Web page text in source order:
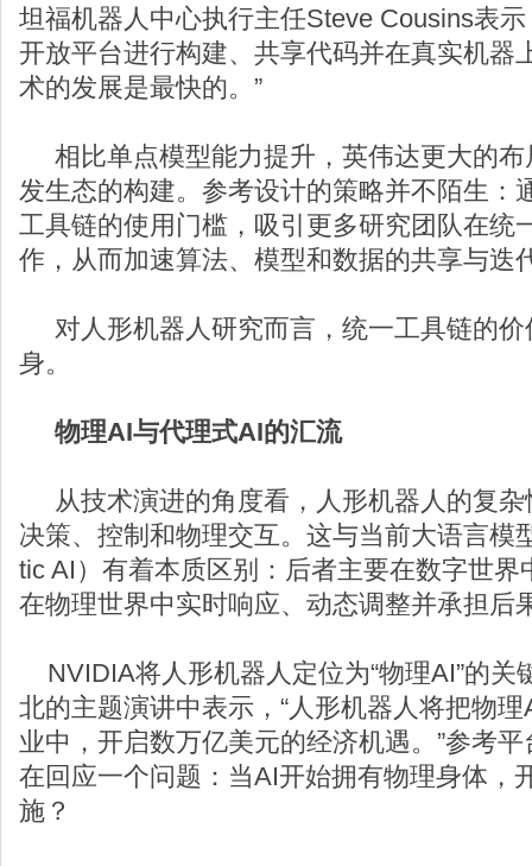
坦福机器人中心执行主任Steve Cousins表
开放平台进行构建、共享代码并在真实机器
术的发展是最快的。”
相比单点模型能力提升，英伟达更大的布
发生态的构建。参考设计的策略并不陌生：
工具链的使用门槛，吸引更多研究团队在统
作，从而加速算法、模型和数据的共享与迭
对人形机器人研究而言，统一工具链的价
身。
物理AI与代理式AI的汇流
从技术演进的角度看，人形机器人的复杂
决策、控制和物理交互。这与当前大语言模
tic AI）有着本质区别：后者主要在数字世
在物理世界中实时响应、动态调整并承担后
NVIDIA将人形机器人定位为“物理AI”的关
北的主题演讲中表示，“人形机器人将把物
业中，开启数万亿美元的经济机遇。”参考
在回应一个问题：当AI开始拥有物理身体，
施？